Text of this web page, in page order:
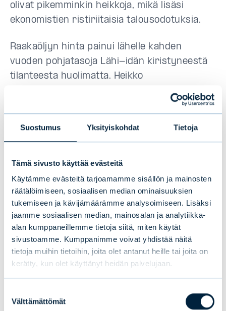
Suostumus Yksityiskohdat Tietoja
Tämä sivusto käyttää evästeitä
Käytämme evästeitä tarjoamamme sisällön ja mainosten
räätälöimiseen, sosiaalisen median ominaisuuksien
tukemiseen ja kävijämäärämme analysoimiseen. Lisäksi
jaamme sosiaalisen median, mainosalan ja analytiikka-
alan kumppaneillemme tietoja siitä, miten käytät
sivustoamme. Kumppanimme voivat yhdistää näitä
tietoja muihin tietoihin, joita olet antanut heille tai joita on
kerätty, kun olet käyttänyt heidän palvelujaan.
valinta
Välttämättömät
olivat pikemminkin heikkoja, mikä lisäsi
ekonomistien ristiriitaisia talousodotuksia.
Raakaöljyn hinta painui lähelle kahden
vuoden pohjatasoja Lähi-idän kiristyneestä
tilanteesta huolimatta. Heikko
globaalikysyntä ja runsaana jatkuva tarjonta
ylläpitävät raakaöljyn heikkoja hintanäkymiä.
Kuva: raakaöljyn hinnanlasku on
odotuksiin